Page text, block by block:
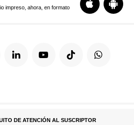
impreso, ahora, en formato
DE ATENCIÓN AL SUSCRIPTOR